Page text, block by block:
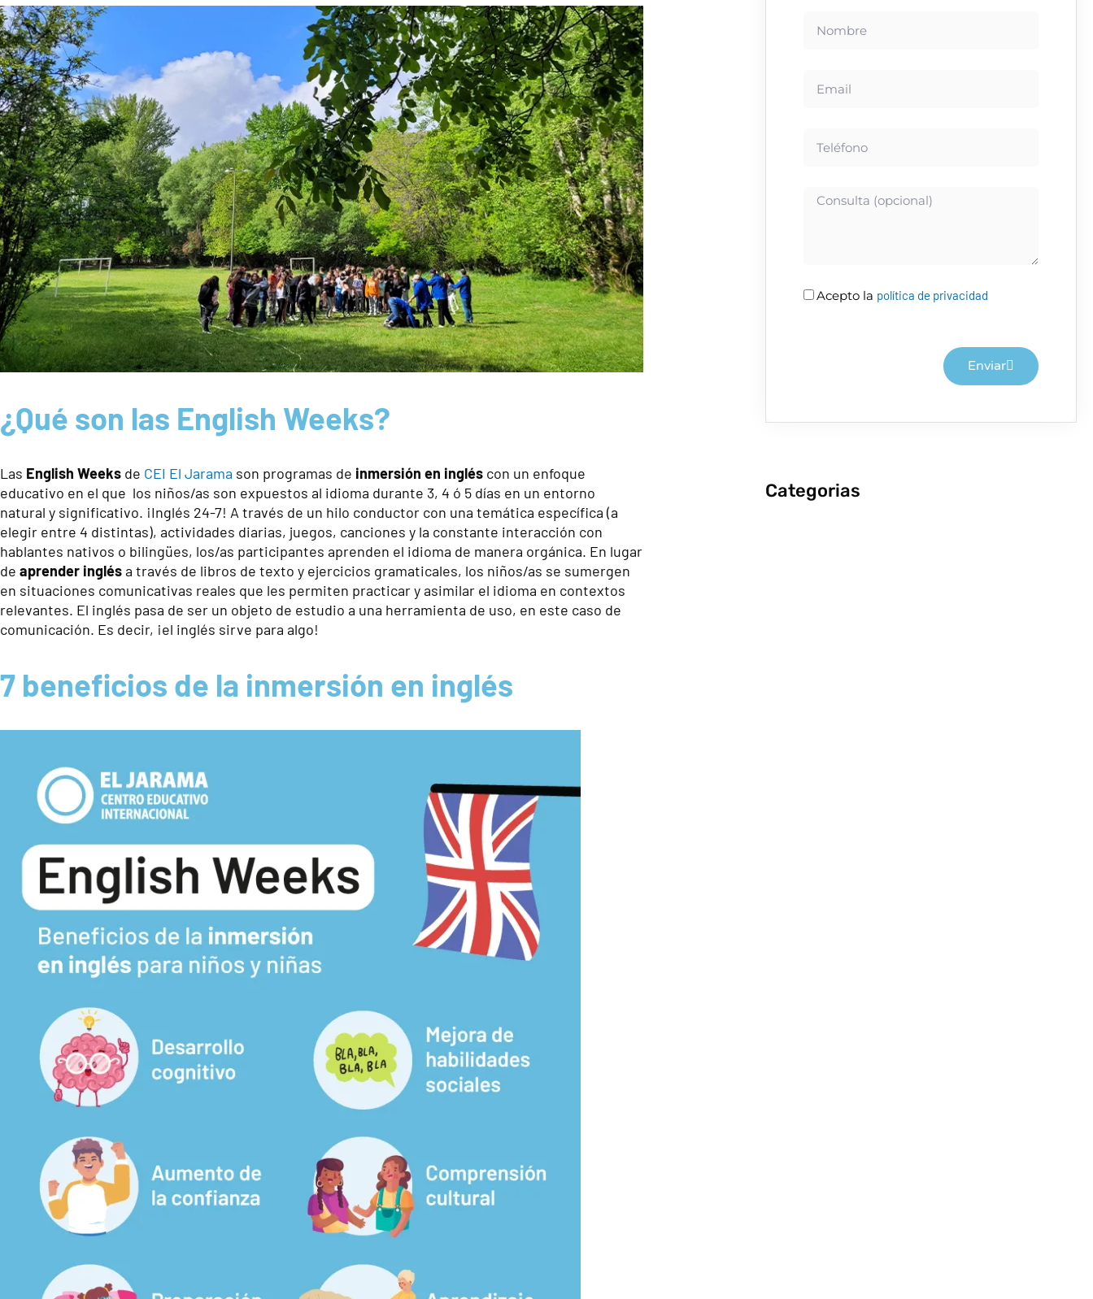
¿Qué son las English Weeks?
Las English Weeks de CEI El Jarama son programas de inmersión en inglés con un enfoque
educativo en el que los niños/as son expuestos al idioma durante 3, 4 ó 5 días en un entorno
natural y significativo. ¡Inglés 24-7! A través de un hilo conductor con una temática específica (a
elegir entre 4 distintas), actividades diarias, juegos, canciones y la constante interacción con
hablantes nativos o bilingües, los/as participantes aprenden el idioma de manera orgánica. En lugar
de aprender inglésa través de libros de texto y ejercicios gramaticales, los niños/as se sumergen
en situaciones comunicativas reales que les permiten practicar y asimilar el idioma en contextos
relevantes. El inglés pasa de ser un objeto de estudio a una herramienta de uso, en este caso de
comunicación. Es decir, ¡el inglés sirve para algo!
7 beneficios de la inmersión en inglés
Consulta
Acepto la política de privacidad
Enviar
Categorias